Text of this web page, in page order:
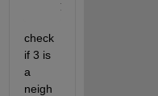
check
if 3 is
a
neigh